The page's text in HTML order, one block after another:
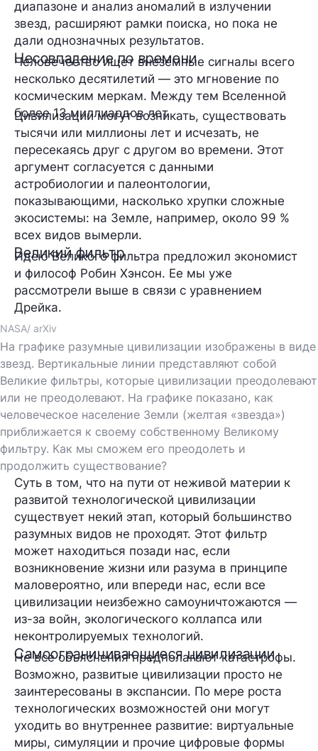
диапазоне и анализ аномалий в излучении
звезд, расширяют рамки поиска, но пока не
дали однозначных результатов.
Несовпадение по времени
Человечество ищет внеземные сигналы всего
несколько десятилетий — это мгновение по
космическим меркам. Между тем Вселенной
более 13 миллиардов лет.
Цивилизации могут возникать, существовать
тысячи или миллионы лет и исчезать, не
пересекаясь друг с другом во времени. Этот
аргумент согласуется с данными
астробиологии и палеонтологии,
показывающими, насколько хрупки сложные
экосистемы: на Земле, например, около 99 %
всех видов вымерли.
Великий фильтр
Идею Великого фильтра предложил экономист
и философ Робин Хэнсон. Ее мы уже
рассмотрели выше в связи с уравнением
Дрейка.
NASA/ arXiv
На графике разумные цивилизации изображены в виде
звезд. Вертикальные линии представляют собой
Великие фильтры, которые цивилизации преодолевают
или не преодолевают. На графике показано, как
человеческое население Земли (желтая «звезда»)
приближается к своему собственному Великому
фильтру. Как мы сможем его преодолеть и
продолжить существование?
Суть в том, что на пути от неживой материи к
развитой технологической цивилизации
существует некий этап, который большинство
разумных видов не проходят. Этот фильтр
может находиться позади нас, если
возникновение жизни или разума в принципе
маловероятно, или впереди нас, если все
цивилизации неизбежно самоуничтожаются —
из-за войн, экологического коллапса или
неконтролируемых технологий.
Самоограничивающиеся цивилизации
Не все объяснения предполагают катастрофы.
Возможно, развитые цивилизации просто не
заинтересованы в экспансии. По мере роста
технологических возможностей они могут
уходить во внутреннее развитие: виртуальные
миры, симуляции и прочие цифровые формы